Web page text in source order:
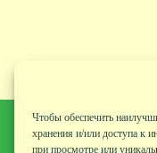
Чтобы обеспечить
хранения и/или доступа к
при просмотре или